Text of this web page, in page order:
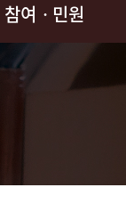
참여ㆍ민원